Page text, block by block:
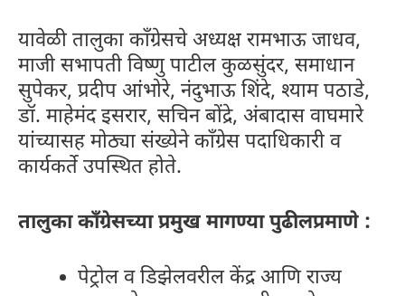
यावेळी तालुका काँग्रेसचे अध्यक्ष रामभाऊ जाधव,
माजी सभापती विष्णु पाटील कुळसुंदर, समाधान
सुपेकर, प्रदीप आंभोरे, नंदुभाऊ शिंदे, श्याम पठाडे,
डॉ. माहेमंद इसरार, सचिन बोंद्रे, अंबादास वाघमारे
यांच्यासह मोठ्या संख्येने काँग्रेस पदाधिकारी व
कार्यकर्ते उपस्थित होते.
तालुका काँग्रेसच्या प्रमुख मागण्या पुढीलप्रमाणे :
पेट्रोल व डिझेलवरील केंद्र आणि राज्य